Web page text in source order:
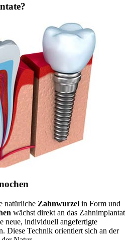
natürliche Zahnwurzel in Form und
wächst direkt an das Zahnimplantat
neue, individuell angefertigte
Diese Technik orientiert sich an der